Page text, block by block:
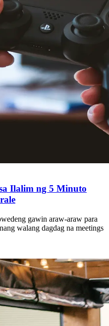
Ilalim ng 5 Minuto
gawin araw-araw para
walang dagdag na meetings